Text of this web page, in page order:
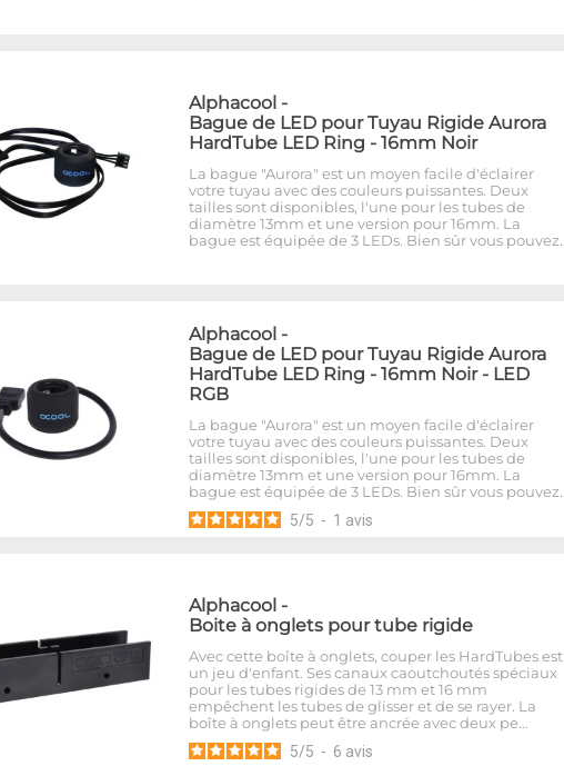
Alphacool -
Bague de LED pour Tuyau Rigide Aurora
HardTube LED Ring - 16mm Noir
La bague "Aurora" est un moyen facile d'éclairer
votre tuyau avec des couleurs puissantes. Deux
tailles sont disponibles, l'une pour les tubes de
diamètre 13mm et une version pour 16mm. La
bague est équipée de 3 LEDs. Bien sûr vous pouvez…
Alphacool -
Bague de LED pour Tuyau Rigide Aurora
HardTube LED Ring - 16mm Noir - LED
RGB
La bague "Aurora" est un moyen facile d'éclairer
votre tuyau avec des couleurs puissantes. Deux
tailles sont disponibles, l'une pour les tubes de
diamètre 13mm et une version pour 16mm. La
bague est équipée de 3 LEDs. Bien sûr vous pouvez…
5/5 - 1 avis
Alphacool -
Boite à onglets pour tube rigide
Avec cette boîte à onglets, couper les HardTubes est
un jeu d'enfant. Ses canaux caoutchoutés spéciaux
pour les tubes rigides de 13 mm et 16 mm
empêchent les tubes de glisser et de se rayer. La
boîte à onglets peut être ancrée avec deux pe…
5/5 - 6 avis